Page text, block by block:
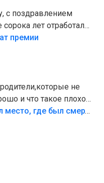
с поздравлением
лет отработали
премии
не
и что такое плохо!
безумия,есть же
«Попал на пику»: СК показал место, где был смертельно травмирован ребенок в Тольятти